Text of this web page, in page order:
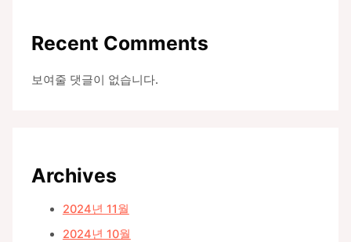
Recent Comments
보여줄 댓글이 없습니다.
Archives
2024년 11월
2024년 10월